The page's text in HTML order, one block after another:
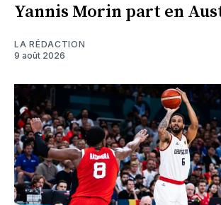
Yannis Morin part en
LA RÉDACTION
9 août 2026